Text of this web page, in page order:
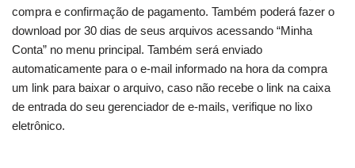
compra e confirmação de pagamento. Também poderá fazer o
download por 30 dias de seus arquivos acessando “Minha
Conta” no menu principal. Também será enviado
automaticamente para o e-mail informado na hora da compra
um link para baixar o arquivo, caso não recebe o link na caixa
de entrada do seu gerenciador de e-mails, verifique no lixo
eletrônico.